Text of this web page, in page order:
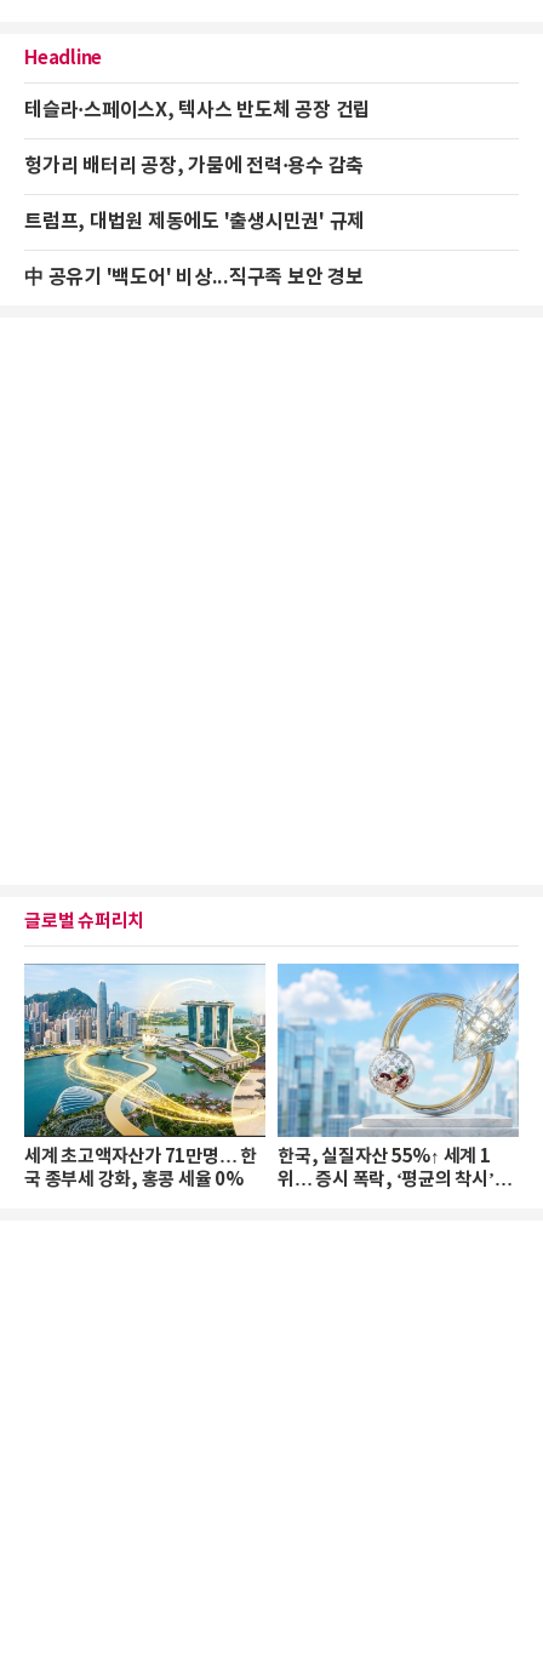
Headline
테슬라·스페이스X, 텍사스 반도체 공장 건립
헝가리 배터리 공장, 가뭄에 전력·용수 감축
트럼프, 대법원 제동에도 '출생시민권' 규제
中 공유기 '백도어' 비상...직구족 보안 경보
글로벌 슈퍼리치
세계 초고액자산가 71만명… 한
국 종부세 강화, 홍콩 세율 0%
한국, 실질자산 55%↑ 세계 1
위… 증시 폭락, ‘평균의 착시’와